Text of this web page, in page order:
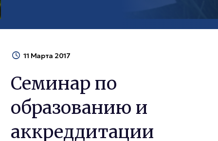
11 Марта 2017
Семинар по
образованию и
аккреддитации